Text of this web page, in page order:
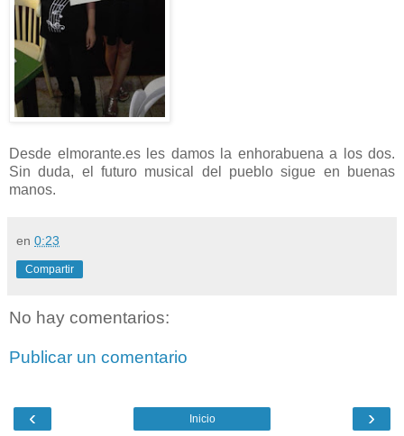
Desde elmorante.es les damos la enhorabuena a los dos.
Sin duda, el futuro musical del pueblo sigue en buenas
manos.
en 0:23
Compartir
No hay comentarios:
Publicar un comentario
‹ ›
Inicio